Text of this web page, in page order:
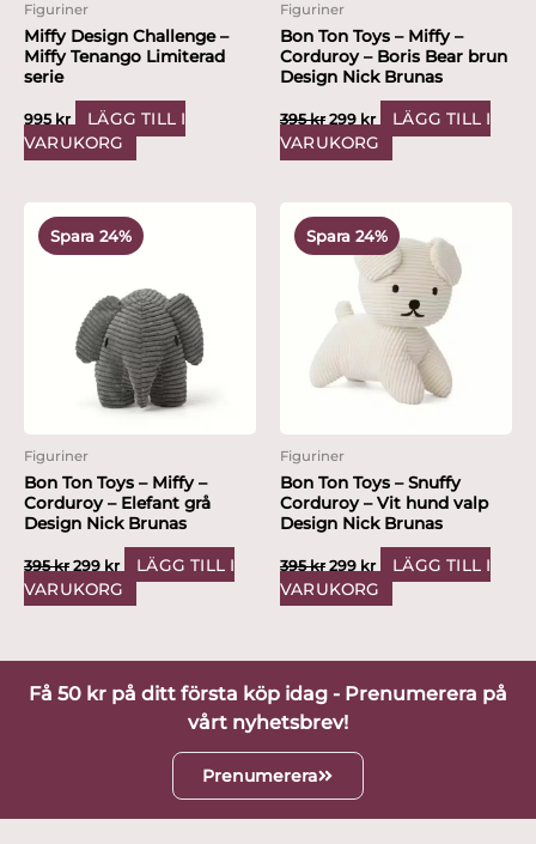
Figuriner
Miffy Design Challenge –
Miffy Tenango Limiterad
serie
995 kr
LÄGG TILL I
VARUKORG
Figuriner
Bon Ton Toys – Miffy –
Corduroy – Boris Bear brun
Design Nick Brunas
395kr 299 kr
LÄGG TILL I
VARUKORG
Spara 24%
Figuriner
Bon Ton Toys – Miffy –
Corduroy – Elefant grå
Design Nick Brunas
395kr
ursprungliga
299 kr
nuvarande
priset
299 kr.
LÄGG TILL I
VARUKORG
Spara 24%
Figuriner
Bon Ton Toys – Snuffy
Corduroy – Vit hund valp
Design Nick Brunas
395kr
ursprungliga
395 kr.
299 kr
nuvarande
priset
är:
299 kr.
LÄGG TILL I
VARUKORG
Få 50 kr på ditt första köp idag - Prenumerera på
vårt nyhetsbrev!
Prenumerera